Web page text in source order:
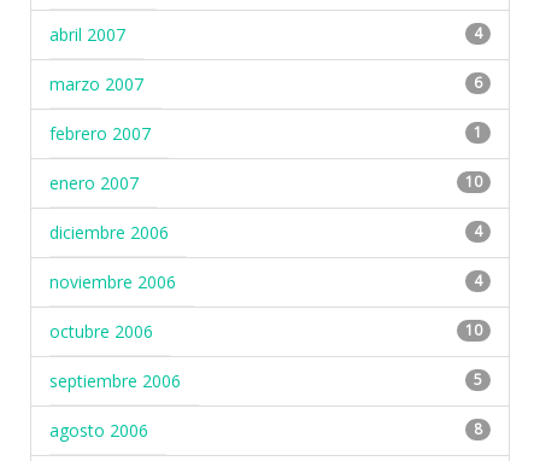
abril 2007 4
marzo 2007 6
febrero 2007 1
enero 2007 10
diciembre 2006 4
noviembre 2006 4
octubre 2006 10
septiembre 2006 5
agosto 2006 8